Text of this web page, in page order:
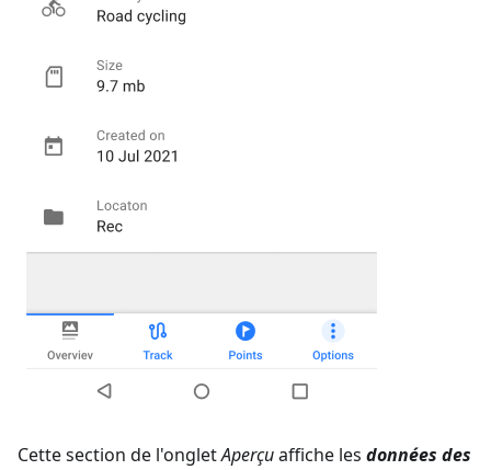
Cette section de l'ongletAperçuaffiche les données des